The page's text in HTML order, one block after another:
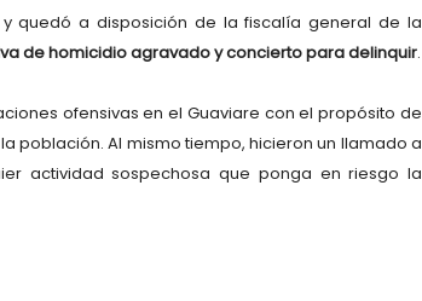
quedó a disposición de la fiscalía general de la
de homicidio agravado y concierto para delinquir.
ofensivas en el Guaviare con el propósito de
población. Al mismo tiempo, hicieron un llamado a
actividad sospechosa que ponga en riesgo la